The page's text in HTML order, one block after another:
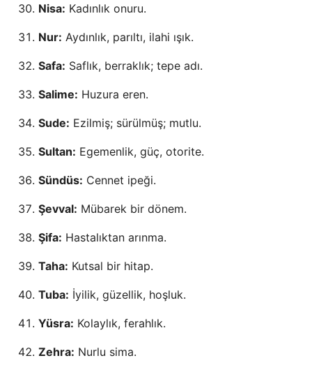
Nisa: Kadınlık onuru.
Nur: Aydınlık, parıltı, ilahi ışık.
Safa: Saflık, berraklık; tepe adı.
Salime: Huzura eren.
Sude: Ezilmiş; sürülmüş; mutlu.
Sultan: Egemenlik, güç, otorite.
Sündüs: Cennet ipeği.
Şevval: Mübarek bir dönem.
Şifa: Hastalıktan arınma.
Taha: Kutsal bir hitap.
Tuba: İyilik, güzellik, hoşluk.
Yüsra: Kolaylık, ferahlık.
Zehra: Nurlu sima.